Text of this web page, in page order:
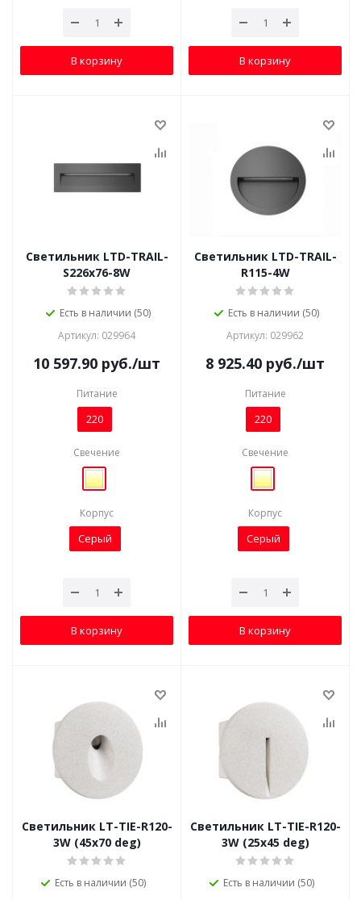
В корзину В корзину
Светильник LTD-TRAIL-
S226x76-8W
Есть в наличии (50)
Артикул: 029964
10 597.90 руб./шт
Питание
220
Свечение
Корпус
Серый
В корзину
Светильник LTD-TRAIL-
R115-4W
Есть в наличии (50)
Артикул: 029962
8 925.40 руб./шт
Питание
220
Свечение
Корпус
Серый
В корзину
Светильник LT-TIE-R120-
3W (45x70 deg)
Есть в наличии (50)
Светильник LT-TIE-R120-
3W (25x45 deg)
Есть в наличии (50)